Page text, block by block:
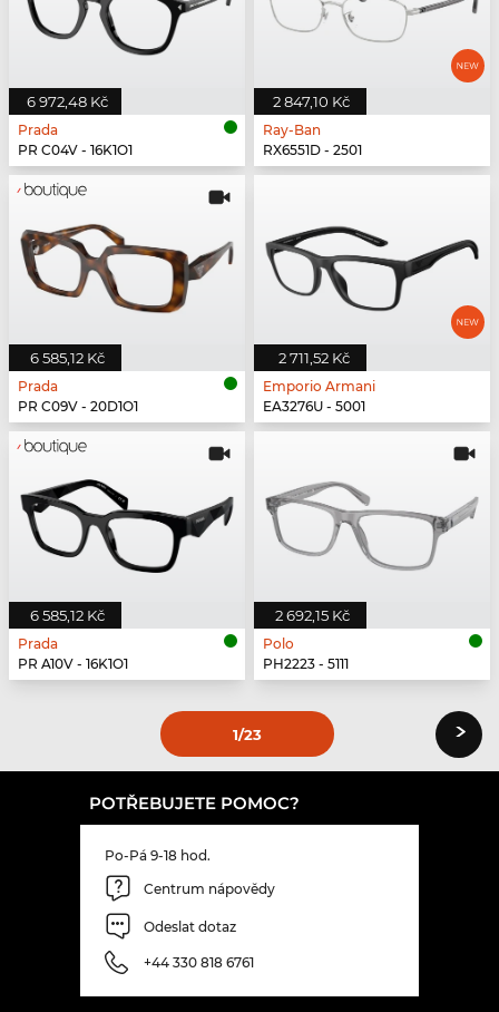
6 972,48 Kč
Prada
PR C04V - 16K1O1
2 847,10 Kč
Ray-Ban
RX6551D - 2501
6 585,12 Kč
Prada
PR C09V - 20D1O1
2 711,52 Kč
Emporio Armani
EA3276U - 5001
6 585,12 Kč
Prada
PR A10V - 16K1O1
2 692,15 Kč
Polo
PH2223 - 5111
1/23 ›
POTŘEBUJETE POMOC?
Po-Pá 9-18 hod.
Centrum nápovědy
Odeslat dotaz
+44 330 818 6761